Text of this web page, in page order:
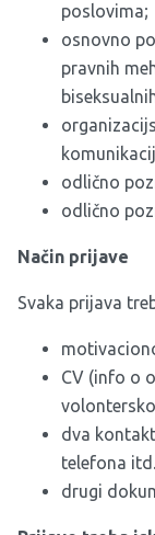
poslovima;
osnovno
pravnih
odlično
odlično
Način prijave
Svaka prijava
CV (info o
dva
telefona
drugi